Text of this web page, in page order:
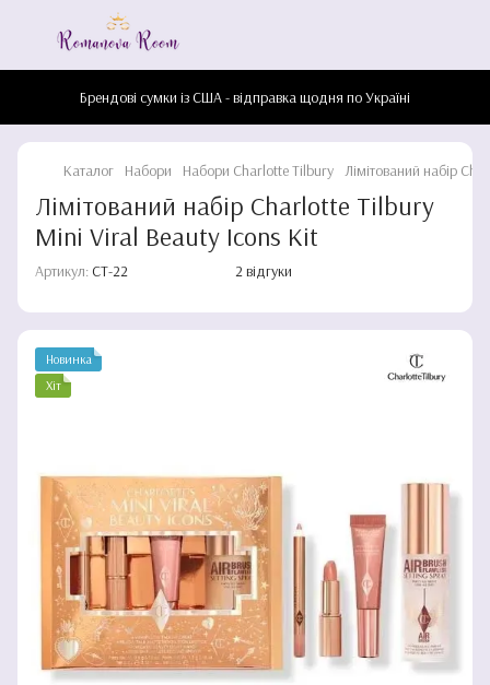
Брендові сумки із США - відправка щодня по Україні
Каталог Набори Набори Charlotte Tilbury Лімітований набір
Лімітований набір Charlotte Tilbury
Mini Viral Beauty Icons Kit
Артикул: CT-22 2 відгуки
Новинка
Хіт